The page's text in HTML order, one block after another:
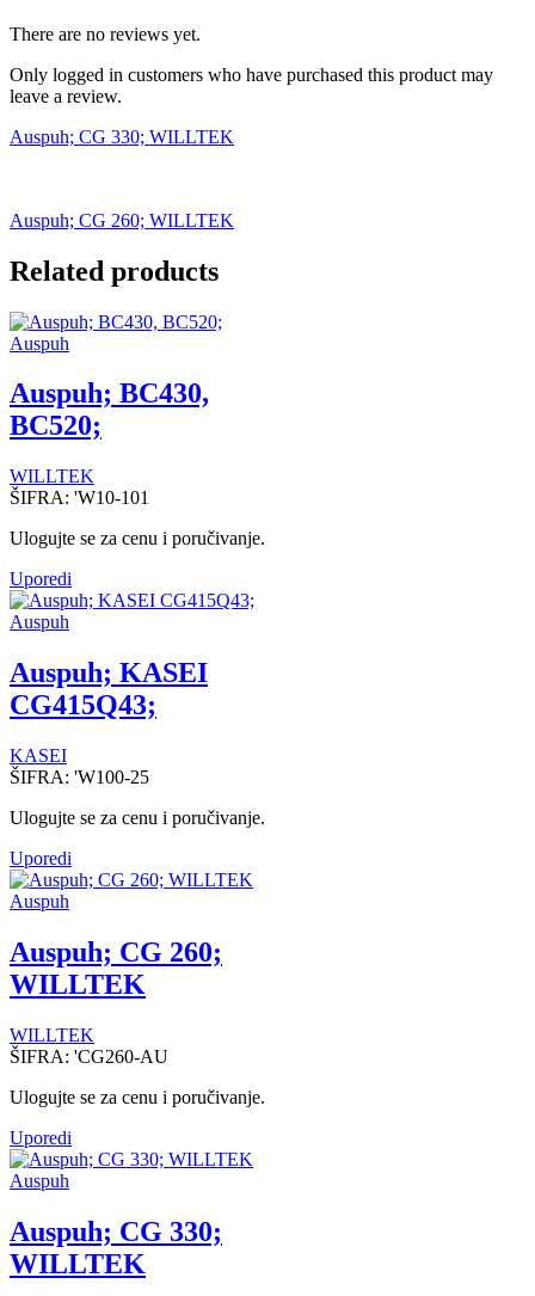
There are no reviews yet.
Only logged in customers who have purchased this product may
leave a review.
Auspuh; CG 330; WILLTEK
Auspuh; CG 260; WILLTEK
Related products
Auspuh
Auspuh; BC430,
BC520;
WILLTEK
ŠIFRA: 'W10-101
Ulogujte se za cenu i poručivanje.
Uporedi
Auspuh
Auspuh; KASEI
CG415Q43;
KASEI
ŠIFRA: 'W100-25
Ulogujte se za cenu i poručivanje.
Uporedi
Auspuh
Auspuh; CG 260;
WILLTEK
WILLTEK
ŠIFRA: 'CG260-AU
Ulogujte se za cenu i poručivanje.
Uporedi
Auspuh
Auspuh; CG 330;
WILLTEK